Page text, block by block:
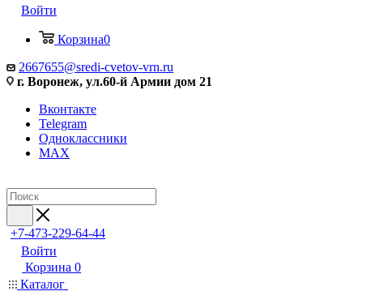
Войти
Корзина0
2667655@sredi-cvetov-vrn.ru
г. Воронеж, ул.60-й Армии дом 21
Вконтакте
Telegram
Одноклассники
MAX
+7-473-229-64-44
Войти
Корзина 0
Каталог